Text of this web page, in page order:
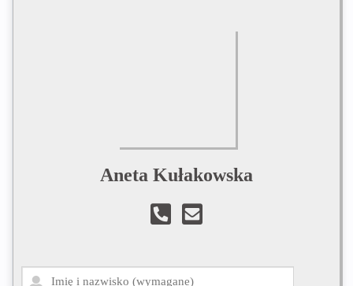
Aneta Kułakowska